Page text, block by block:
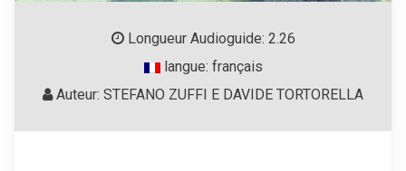
Longueur Audioguide: 2.26
langue: français
Auteur: STEFANO ZUFFI E DAVIDE TORTORELLA